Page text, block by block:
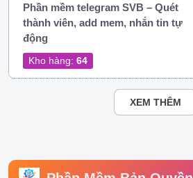
Phần mềm telegram SVB – Quét
thành viên, add mem, nhắn tin tự
động
Kho hàng: 64
XEM THÊM